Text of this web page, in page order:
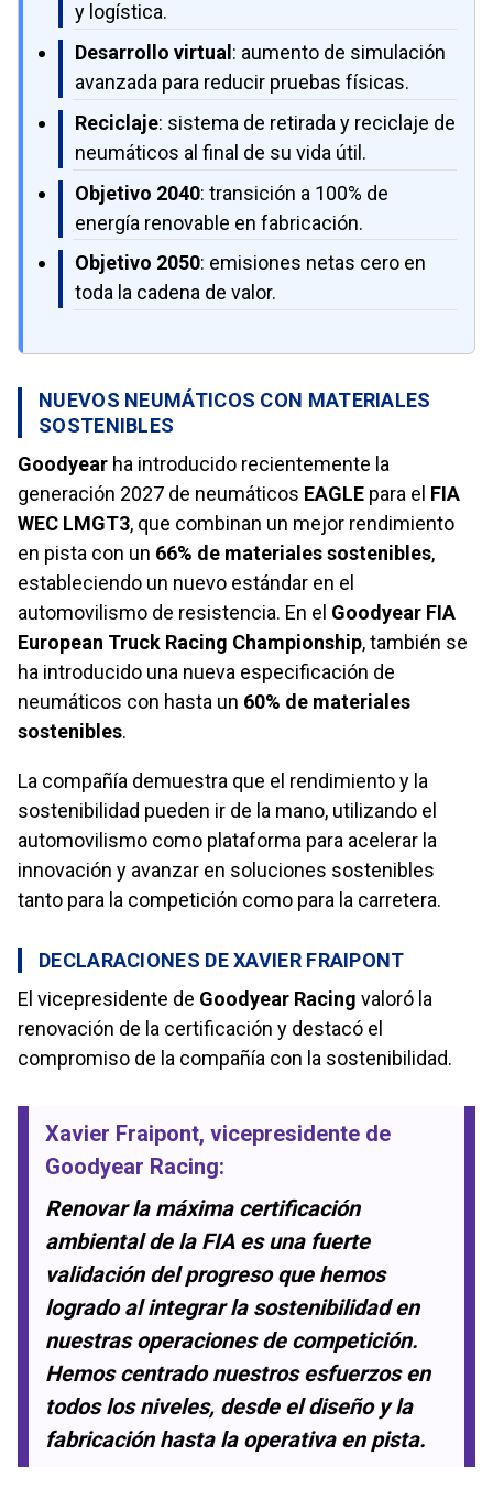
y logística.
Desarrollo virtual : aumento de simulación
avanzada para reducir pruebas físicas.
Reciclaje: sistema de retirada y reciclaje de
neumáticos al final de su vida útil.
Objetivo 2040: transición a 100% de
energía renovable en fabricación.
Objetivo 2050: emisiones netas cero en
toda la cadena de valor.
NUEVOS NEUMÁTICOS CON MATERIALES
SOSTENIBLES
Goodyear ha introducido recientemente la
generación 2027 de neumáticos EAGLE para el FIA
WEC LMGT3, que combinan un mejor rendimiento
en pista con un 66% de materiales sostenibles,
estableciendo un nuevo estándar en el
automovilismo de resistencia. En el Goodyear FIA
European Truck Racing Championship, también se
ha introducido una nueva especificación de
neumáticos con hasta un 60% de materiales
sostenibles.
La compañía demuestra que el rendimiento y la
sostenibilidad pueden ir de la mano, utilizando el
automovilismo como plataforma para acelerar la
innovación y avanzar en soluciones sostenibles
tanto para la competición como para la carretera.
DECLARACIONES DE XAVIER FRAIPONT
El vicepresidente de Goodyear Racing valoró la
renovación de la certificación y destacó el
compromiso de la compañía con la sostenibilidad.
Xavier Fraipont, vicepresidente de
Goodyear Racing:
Renovar la máxima certificación
ambiental de la FIA es una fuerte
validación del progreso que hemos
logrado al integrar la sostenibilidad en
nuestras operaciones de competición.
Hemos centrado nuestros esfuerzos en
todos los niveles, desde el diseño y la
fabricación hasta la operativa en pista.